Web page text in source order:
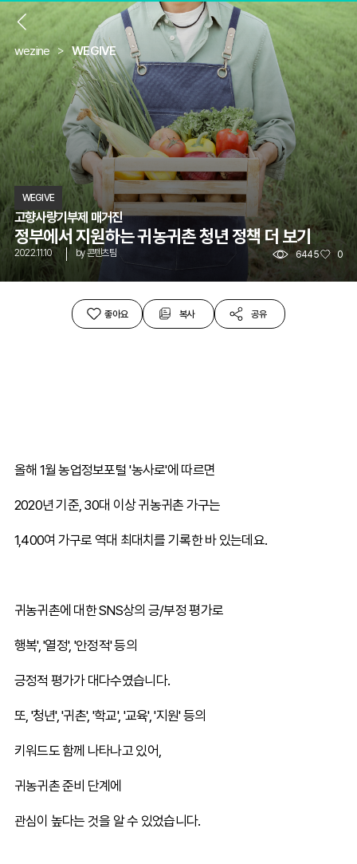
뒤
wezine WEGIVE
WEGIVE
고향사량기부제 매거진
정부에서 지원하는 귀농귀촌 청년 정책 더 보기
2022.11.10 by콘텐츠팀 6445 0
좋아요 복사 공유
올해 1월 농업정보포털 '농사로'에 따르면
2020년 기준, 30대 이상 귀농귀촌 가구는
1,400여 가구로 역대 최대치를 기록한 바 있는데요.
귀농귀촌에 대한 SNS상의 긍/부정 평가로
행복', '열정', '안정적' 등의
긍정적 평가가 대다수였습니다.
또, '청년', '귀촌', '학교', '교육', '지원' 등의
키워드도 함께 나타나고 있어,
귀농귀촌 준비 단계에
관심이 높다는 것을 알 수 있었습니다.